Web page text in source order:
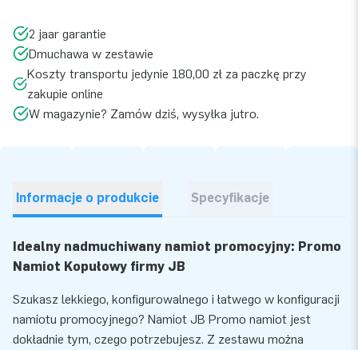
2 jaar garantie
Dmuchawa w zestawie
Koszty transportu jedynie 180,00 zł za paczkę przy
zakupie online
W magazynie? Zamów dziś, wysyłka jutro.
Informacje o produkcie Specyfikacje
Idealny nadmuchiwany namiot promocyjny: Promo
Namiot Kopułowy firmy JB
Szukasz lekkiego, konfigurowalnego i łatwego w konfiguracji
namiotu promocyjnego? Namiot JB Promo namiot jest
dokładnie tym, czego potrzebujesz. Z zestawu można